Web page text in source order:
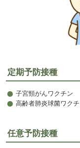
定期予防接種
子宮頸がんワクチン
高齢者肺炎球菌ワク
任意予防接種